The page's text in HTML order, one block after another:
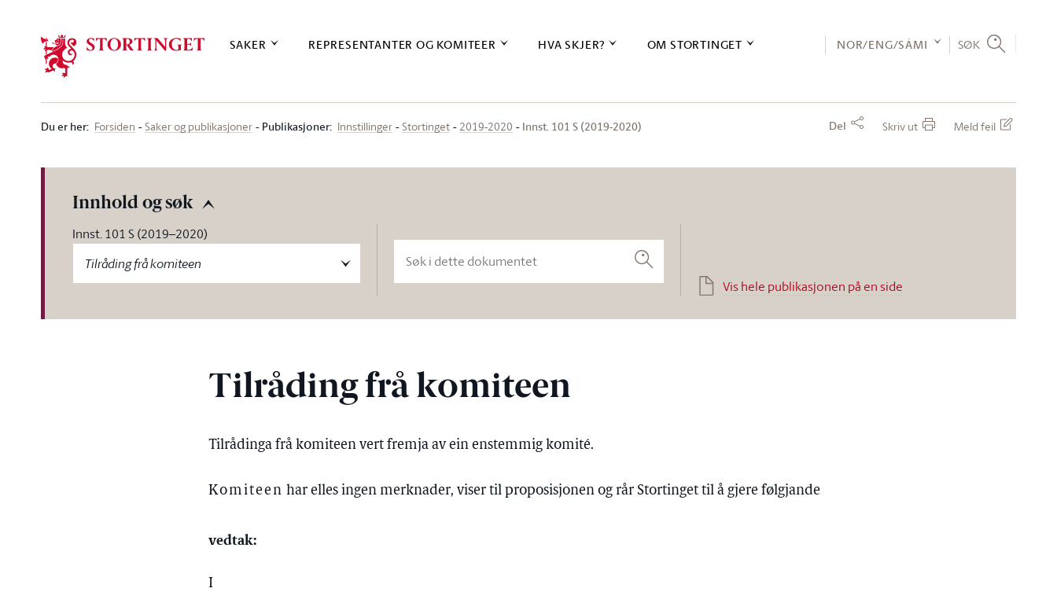
SAKER REPRESENTANTER OG KOMITEER HVA SKJER? OM STORTINGET NOR/ENG/SÁMI SØK
Du er her: Forsiden Saker og publikasjoner Publikasjoner: Innstillinger Stortinget 2019-2020 Innst. 101 S (2019-2020) Del Skriv ut Meld feil
Innhold og søk
Innst. 101 S (2019–2020)
Tilråding frå komiteen
Søk
Vis hele publikasjonen på en side
Tilråding frå komiteen
Tilrådinga frå komiteen vert fremja av ein enstemmig komité.
Komiteen har elles ingen merknader, viser til proposisjonen og rår Stortinget til å gjere følgjande
vedtak:
I